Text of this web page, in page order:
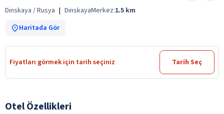
Dinskaya / Rusya | DinskayaMerkez:1.5 km
Haritada Gör
Fiyatları görmek için tarih seçiniz Tarih Seç
Otel Özellikleri